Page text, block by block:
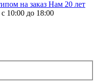
Нам 20 лет
с 10:00 до 18:00